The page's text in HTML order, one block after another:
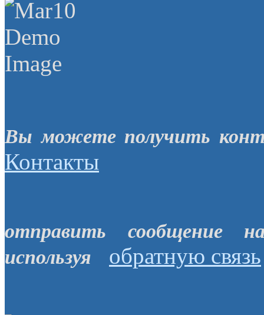
Вы можете получить
Контакты
отправить сообщение
используя
обратную связь